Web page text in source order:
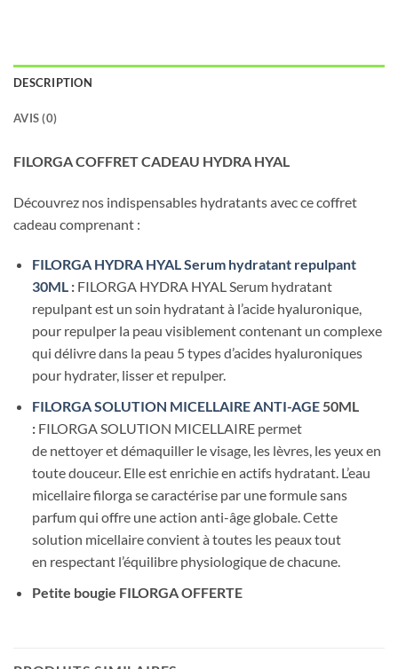
DESCRIPTION
AVIS (0)
FILORGA COFFRET CADEAU HYDRA HYAL
Découvrez nos indispensables hydratants avec ce coffret
cadeau comprenant :
FILORGA HYDRA HYAL Serum hydratant repulpant
30ML: FILORGA HYDRA HYAL Serum hydratant
repulpant est un soin hydratant à l’acide hyaluronique,
pour repulper la peau visiblement contenant un complexe
qui délivre dans la peau 5 types d’acides hyaluroniques
pour hydrater, lisser et repulper.
FILORGA SOLUTION MICELLAIRE ANTI-AGE50ML
: FILORGA SOLUTION MICELLAIRE permet
de nettoyer et démaquiller le visage, les lèvres, les yeux en
toute douceur. Elle est enrichie en actifs hydratant. L’eau
micellaire filorga se caractérise par une formule sans
parfum qui offre une action anti-âge globale. Cette
solution micellaire convient à toutes les peaux tout
en respectant l’équilibre physiologique de chacune.
Petite bougie FILORGA OFFERTE